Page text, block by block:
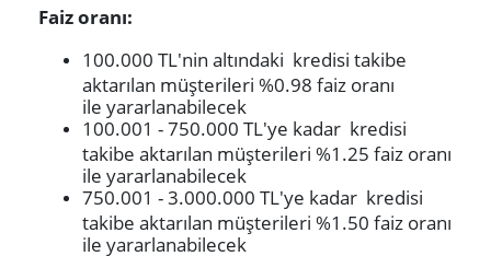
Faiz oranı:
100.000 TL'nin altındaki kredisi takibe
aktarılan müşterileri %0.98 faiz oranı
ile yararlanabilecek
100.001 - 750.000 TL'ye kadar kredisi
takibe aktarılan müşterileri %1.25 faiz oranı
ile yararlanabilecek
750.001 - 3.000.000 TL'ye kadar kredisi
takibe aktarılan müşterileri %1.50 faiz oranı
ile yararlanabilecek